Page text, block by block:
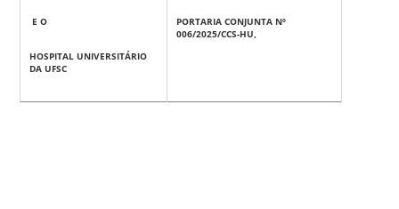
E O
HOSPITAL UNIVERSITÁRIO
DA UFSC
PORTARIA CONJUNTA Nº
006/2025/CCS-HU,